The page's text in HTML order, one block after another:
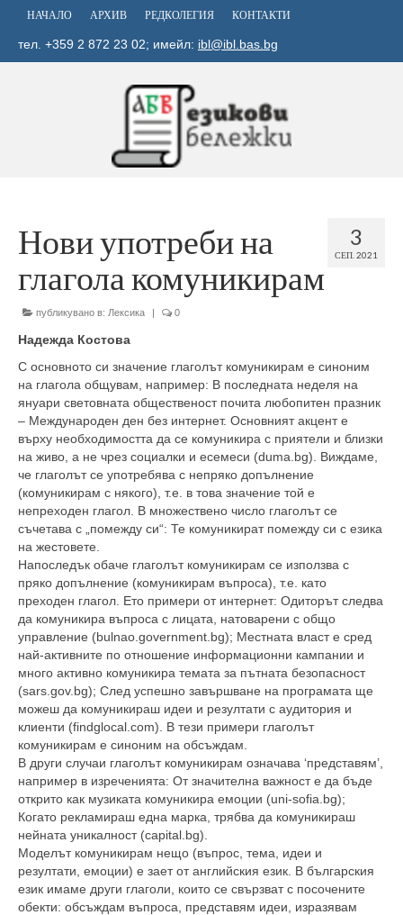
НАЧАЛО АРХИВ РЕДКОЛЕГИЯ КОНТАКТИ
тел. +359 2 872 23 02; имейл: ibl@ibl.bas.bg
3
СЕП. 2021
Нови употреби на
глагола комуникирам
публикувано в: Лексика | 0
Надежда Костова
С основното си значение глаголът комуникирам е синоним
на глагола общувам, например: В последната неделя на
януари световната общественост почита любопитен празник
– Международен ден без интернет. Основният акцент е
върху необходимостта да се комуникира с приятели и близки
на живо, а не чрез социалки и есемеси (duma.bg). Виждаме,
че глаголът се употребява с непряко допълнение
(комуникирам с някого), т.е. в това значение той е
непреходен глагол. В множествено число глаголът се
съчетава с „помежду си“: Те комуникират помежду си с езика
на жестовете.
Напоследък обаче глаголът комуникирам се използва с
пряко допълнение (комуникирам въпроса), т.е. като
преходен глагол. Ето примери от интернет: Одиторът следва
да комуникира въпроса с лицата, натоварени с общо
управление (bulnao.government.bg); Местната власт е сред
най-активните по отношение информационни кампании и
много активно комуникира темата за пътната безопасност
(sars.gov.bg); След успешно завършване на програмата ще
можеш да комуникираш идеи и резултати с аудитория и
клиенти (findglocal.com). В тези примери глаголът
комуникирам е синоним на обсъждам.
В други случаи глаголът комуникирам означава ‘представям’,
например в изреченията: От значителна важност е да бъде
открито как музиката комуникира емоции (uni-sofia.bg);
Когато рекламираш една марка, трябва да комуникираш
нейната уникалност (capital.bg).
Моделът комуникирам нещо (въпрос, тема, идеи и
резултати, емоции) е зает от английския език. В българския
език имаме други глаголи, които се свързват с посочените
обекти: обсъждам въпроса, представям идеи, изразявам